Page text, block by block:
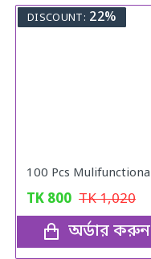
DISCOUNT: 22%
TK 800 TK1,020
অর্ডার করুন